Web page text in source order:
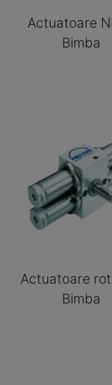
Actuatoare
Bimba
Actuatoare
Bimba